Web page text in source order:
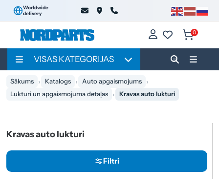
Worldwide
delivery
0
VISAS KATEGORIJAS
Sākums Katalogs
Auto apgaismojums
Lukturi un apgaismojuma detaļas
Kravas auto lukturi
Kravas auto lukturi
Filtri